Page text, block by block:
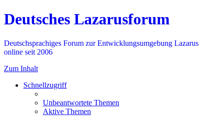
Deutsches Lazarusforum
Deutschsprachiges Forum zur Entwicklungsumgebung Lazarus
online seit 2006
Zum Inhalt
Schnellzugriff
Unbeantwortete Themen
Aktive Themen